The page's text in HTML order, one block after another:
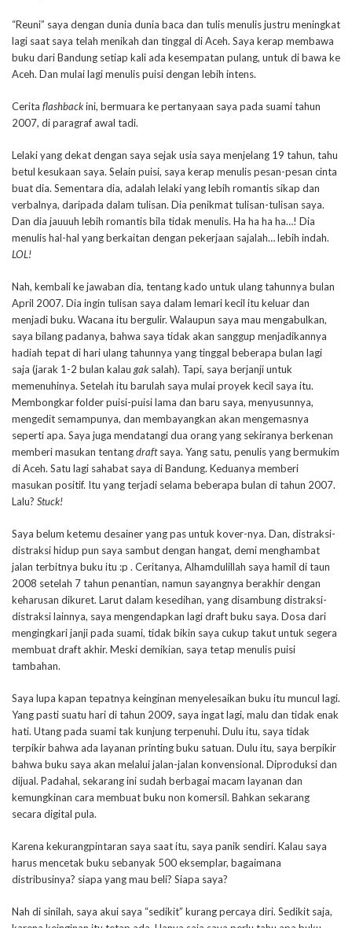
“Reuni” saya dengan dunia dunia baca dan tulis menulis justru meningkat
lagi saat saya telah menikah dan tinggal di Aceh. Saya kerap membawa
buku dari Bandung setiap kali ada kesempatan pulang, untuk di bawa ke
Aceh. Dan mulai lagi menulis puisi dengan lebih intens.
Cerita flashbackini, bermuara ke pertanyaan saya pada suami tahun
2007, di paragraf awal tadi.
Lelaki yang dekat dengan saya sejak usia saya menjelang 19 tahun, tahu
betul kesukaan saya. Selain puisi, saya kerap menulis pesan-pesan cinta
buat dia. Sementara dia, adalah lelaki yang lebih romantis sikap dan
verbalnya, daripada dalam tulisan. Dia penikmat tulisan-tulisan saya.
Dan dia jauuuh lebih romantis bila tidak menulis. Ha ha ha ha…! Dia
menulis hal-hal yang berkaitan dengan pekerjaan sajalah… lebih indah.
LOL!
Nah, kembali ke jawaban dia, tentang kado untuk ulang tahunnya bulan
April 2007. Dia ingin tulisan saya dalam lemari kecil itu keluar dan
menjadi buku. Wacana itu bergulir. Walaupun saya mau mengabulkan,
saya bilang padanya, bahwa saya tidak akan sanggup menjadikannya
hadiah tepat di hari ulang tahunnya yang tinggal beberapa bulan lagi
saja (jarak 1-2 bulan kalaugak salah). Tapi, saya berjanji untuk
memenuhinya. Setelah itu barulah saya mulai proyek kecil saya itu.
Membongkar folder puisi-puisi lama dan baru saya, menyusunnya,
mengedit semampunya, dan membayangkan akan mengemasnya
seperti apa. Saya juga mendatangi dua orang yang sekiranya berkenan
memberi masukan tentangdraftsaya. Yang satu, penulis yang bermukim
di Aceh. Satu lagi sahabat saya di Bandung. Keduanya memberi
masukan positif. Itu yang terjadi selama beberapa bulan di tahun 2007.
Lalu? Stuck!
Saya belum ketemu desainer yang pas untuk kover-nya. Dan, distraksi-
distraksi hidup pun saya sambut dengan hangat, demi menghambat
jalan terbitnya buku itu :p . Ceritanya, Alhamdulillah saya hamil di taun
2008 setelah 7 tahun penantian, namun sayangnya berakhir dengan
keharusan dikuret. Larut dalam kesedihan, yang disambung distraksi-
distraksi lainnya, saya mengendapkan lagi draft buku saya. Dosa dari
mengingkari janji pada suami, tidak bikin saya cukup takut untuk segera
membuat draft akhir. Meski demikian, saya tetap menulis puisi
tambahan.
Saya lupa kapan tepatnya keinginan menyelesaikan buku itu muncul lagi.
Yang pasti suatu hari di tahun 2009, saya ingat lagi, malu dan tidak enak
hati. Utang pada suami tak kunjung terpenuhi. Dulu itu, saya tidak
terpikir bahwa ada layanan printing buku satuan. Dulu itu, saya berpikir
bahwa buku saya akan melalui jalan-jalan konvensional. Diproduksi dan
dijual. Padahal, sekarang ini sudah berbagai macam layanan dan
kemungkinan cara membuat buku non komersil. Bahkan sekarang
secara digital pula.
Karena kekurangpintaran saya saat itu, saya panik sendiri. Kalau saya
harus mencetak buku sebanyak 500 eksemplar, bagaimana
distribusinya? siapa yang mau beli? Siapa saya?
Nah di sinilah, saya akui saya “sedikit” kurang percaya diri. Sedikit saja,